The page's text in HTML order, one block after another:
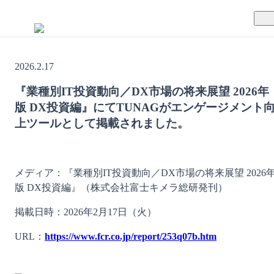
TUNAGの特徴
サポート体制
料金案内
導入事例
運営会社
お役立ち資料
2026.2.17
『業種別IT投資動向／DX市場の将来展望 2026年
版 DX投資編』にてTUNAGがエンゲージメント
上ツールとして掲載されました。
メディア：『業種別IT投資動向／DX市場の将来展望 2026
版 DX投資編』（株式会社富士キメラ総研発刊）
掲載日時：2026年2月17日（火）
URL： https://www.fcr.co.jp/report/253q07b.htm